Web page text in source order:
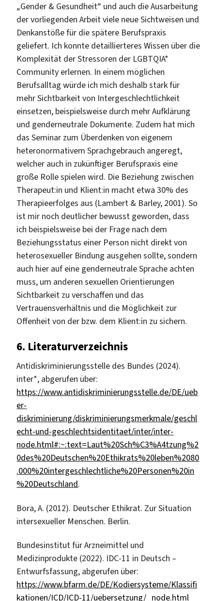
„Gender & Gesundheit“ und auch die Ausarbeitung
der vorliegenden Arbeit viele neue Sichtweisen und
Denkanstöße für die spätere Berufspraxis
geliefert. Ich konnte detaillierteres Wissen über die
Komplexität der Stressoren der LGBTQIA*
Community erlernen. In einem möglichen
Berufsalltag würde ich mich deshalb stark für
mehr Sichtbarkeit von Intergeschlechtlichkeit
einsetzen, beispielsweise durch mehr Aufklärung
und genderneutrale Dokumente. Zudem hat mich
das Seminar zum Überdenken von eigenem
heteronormativem Sprachgebrauch angeregt,
welcher auch in zukünftiger Berufspraxis eine
große Rolle spielen wird. Die Beziehung zwischen
Therapeut:in und Klient:in macht etwa 30% des
Therapieerfolges aus (Lambert & Barley, 2001). So
ist mir noch deutlicher bewusst geworden, dass
ich beispielsweise bei der Frage nach dem
Beziehungsstatus einer Person nicht direkt von
heterosexueller Bindung ausgehen sollte, sondern
auch hier auf eine genderneutrale Sprache achten
muss, um anderen sexuellen Orientierungen
Sichtbarkeit zu verschaffen und das
Vertrauensverhältnis und die Möglichkeit zur
Offenheit von der bzw. dem Klient:in zu sichern.
6. Literaturverzeichnis
Antidiskriminierungsstelle des Bundes (2024).
inter*, abgerufen über:
https://www.antidiskriminierungsstelle.de/DE/ueb
er-
diskriminierung/diskriminierungsmerkmale/geschl
echt-und-geschlechtsidentitaet/inter/inter-
node.html#:~:text=Laut%20Sch%C3%A4tzung%2
0des%20Deutschen%20Ethikrats%20leben%2080
.000%20intergeschlechtliche%20Personen%20in
%20Deutschland.
Bora, A. (2012). Deutscher Ethikrat. Zur Situation
intersexueller Menschen. Berlin.
Bundesinstitut für Arzneimittel und
Medizinprodukte (2022). IDC-11 in Deutsch –
Entwurfsfassung, abgerufen über:
https://www.bfarm.de/DE/Kodiersysteme/Klassifi
kationen/ICD/ICD-11/uebersetzung/_node.html